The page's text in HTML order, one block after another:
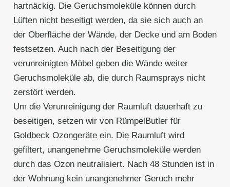
hartnäckig. Die Geruchsmoleküle können durch
Lüften nicht beseitigt werden, da sie sich auch an
der Oberfläche der Wände, der Decke und am Boden
festsetzen. Auch nach der Beseitigung der
verunreinigten Möbel geben die Wände weiter
Geruchsmoleküle ab, die durch Raumsprays nicht
zerstört werden.
Um die Verunreinigung der Raumluft dauerhaft zu
beseitigen, setzen wir von RümpelButler für
Goldbeck Ozongeräte ein. Die Raumluft wird
gefiltert, unangenehme Geruchsmoleküle werden
durch das Ozon neutralisiert. Nach 48 Stunden ist in
der Wohnung kein unangenehmer Geruch mehr